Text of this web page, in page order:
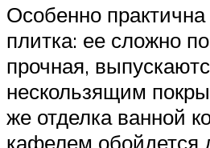
Особенно
плитка: ее сложно
прочная,
нескользящим
же отделка ванной
кафелем обойдется